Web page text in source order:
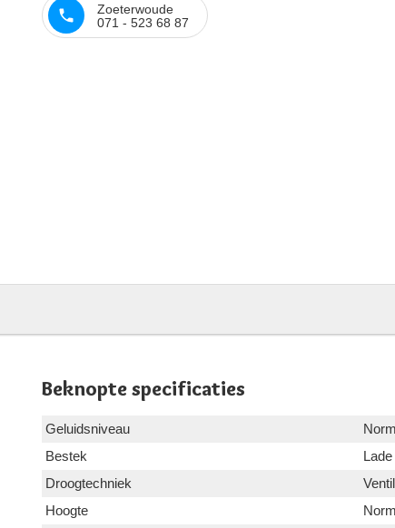
Zoeterwoude
071 - 523 68 87
Beknopte specificaties
Geluidsniveau
Bestek
Lade
Droogtechniek
Hoogte